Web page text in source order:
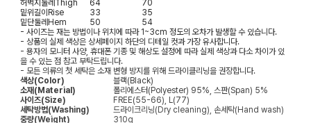
허벅지둘레Thigh 64
70
밑위길이Rise 33
35
밑단둘레Hem 50
54
- 사이즈는 재는 방법이나 위치에 따라 1~3cm 정도의 오차가 발생할 수 있습니다.
- 상품의 실제 색상은 상세페이지 하단의 디테일 컷과 가장 유사합니다.
- 용자의 모니터 사양, 휴대폰 기종 및 해상도 설정에 따라 실제 색상과 다소 차이가 있
을 수 있는 점 참고 부탁드립니다.
- 모든 의류의 첫 세탁은 소재 변형 방지를 위해 드라이클리닝을 권장합니다.
색상(Color)
블랙(Black)
소재(Material)
폴리에스터(Polyester) 95%, 스판(Span) 5%
사이즈(Size)
FREE(55-66), L(77)
세탁방법(Washing)
드라이크리닝(Dry cleaning), 손세탁(Hand wash)
중량(Weight)
310g